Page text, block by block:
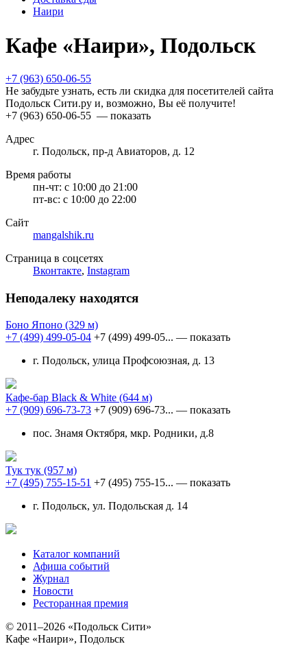
Наири
Кафе «Наири», Подольск
+7 (963) 650-06-55
Не забудьте узнать, есть ли скидка для посетителей сайта
Подольск Сити.ру и, возможно, Вы её получите!
+7 (963) 650-06-55 — показать
Адрес
г. Подольск, пр-д Авиаторов, д. 12
Время работы
пн-чт: с 10:00 до 21:00
пт-вс: с 10:00 до 22:00
Сайт
mangalshik.ru
Страница в соцсетях
Вконтакте, Instagram
Неподалеку находятся
Боно Японо (329 м)
+7 (499) 499-05-04 +7 (499) 499-05... — показать
г. Подольск, улица Профсоюзная, д. 13
Кафе-бар Black & White (644 м)
+7 (909) 696-73-73 +7 (909) 696-73... — показать
пос. Знамя Октября, мкр. Родники, д.8
Тук тук (957 м)
+7 (495) 755-15-51 +7 (495) 755-15... — показать
г. Подольск, ул. Подольская д. 14
Каталог компаний
Афиша событий
Журнал
Новости
Ресторанная премия
© 2011–2026 «Подольск Сити»
Кафе «Наири», Подольск